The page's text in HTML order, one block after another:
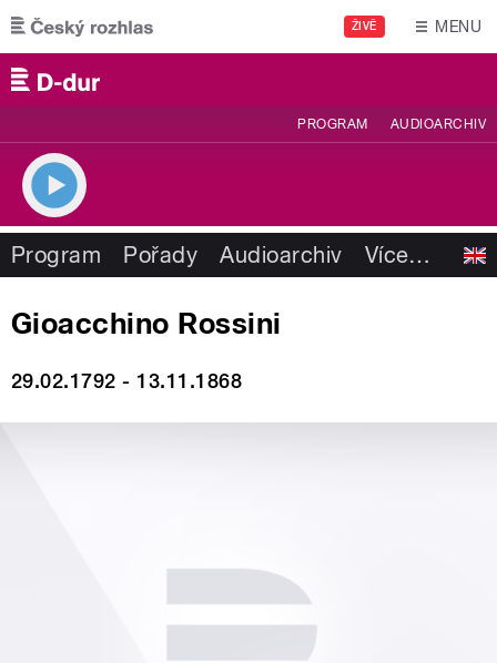
Přejít k hlavnímu obsahu
ŽIVĚ MENU
PROGRAM AUDIOARCHIV
Program Pořady Audioarchiv Více…
Gioacchino Rossini
29.02.1792 - 13.11.1868